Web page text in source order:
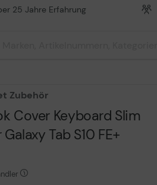
25 Jahre Erfahrung
Zubehör
Cover Keyboard Slim
Tab S10 FE+